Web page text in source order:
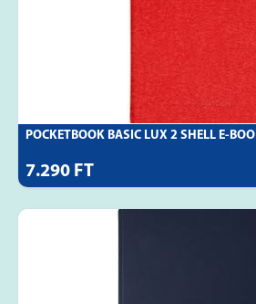
POCKETBOOK BASIC LUX 2 SHELL E-BOO
7.290 FT